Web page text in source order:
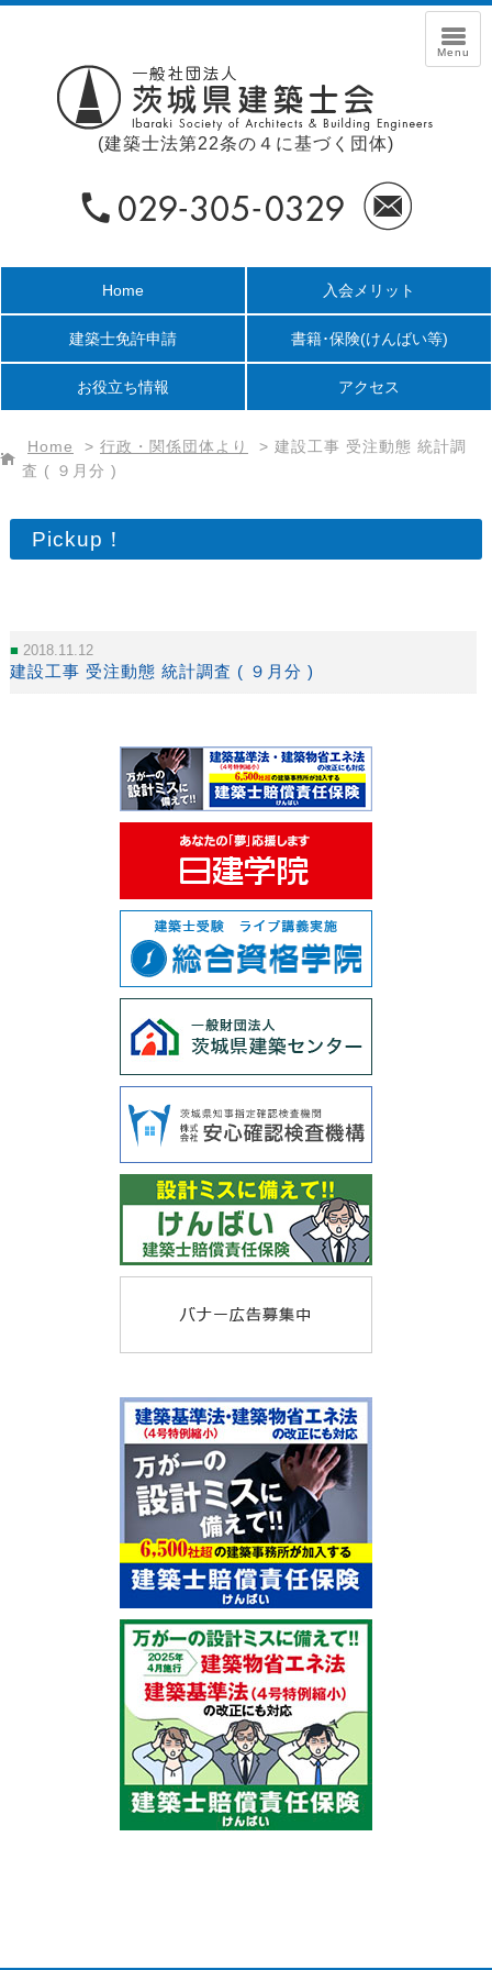
(建築士法第22条の４に基づく団体)
Home 入会メリット
建築士免許申請 書籍･保険(けんばい等)
お役立ち情報 アクセス
Home > 行政・関係団体より > 建設工事 受注動態 統計調
査 ( ９月分 )
Pickup！
2018.11.12
建設工事 受注動態 統計調査 ( ９月分 )